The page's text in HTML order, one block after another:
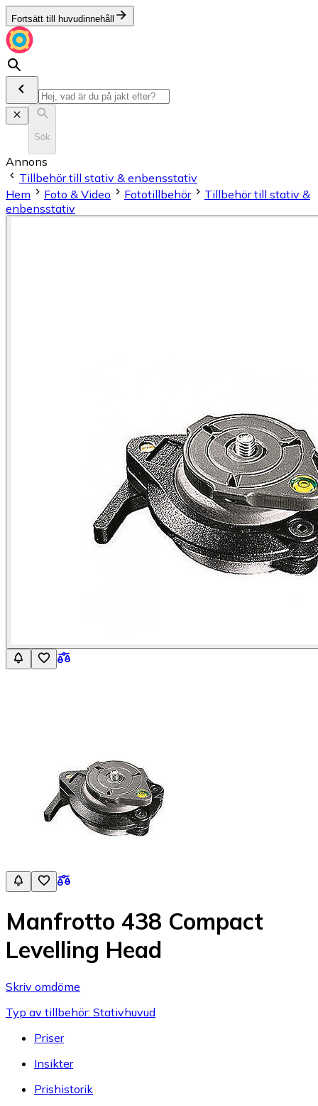
Fortsätt till huvudinnehåll
Sök
Annons
Tillbehör till stativ & enbensstativ
Hem
Foto & Video Fototillbehör
Tillbehör till stativ &
enbensstativ
Manfrotto 438 Compact
Levelling Head
Skriv omdöme
Typ av tillbehör: Stativhuvud
Priser
Insikter
Prishistorik